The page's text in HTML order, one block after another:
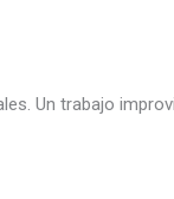
Un trabajo